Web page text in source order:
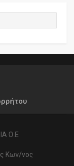
Ο.Ε
Κων/νος